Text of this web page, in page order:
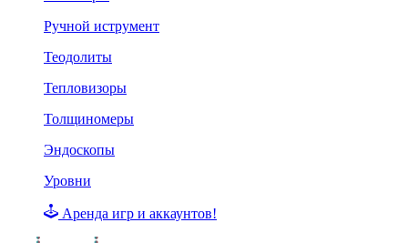
Ручной иструмент
Теодолиты
Тепловизоры
Толщиномеры
Эндоскопы
Уровни
Аренда игр и аккаунтов!